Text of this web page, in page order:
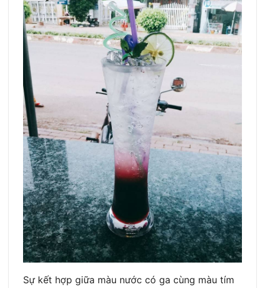
Sự kết hợp giữa màu nước có ga cùng màu tím